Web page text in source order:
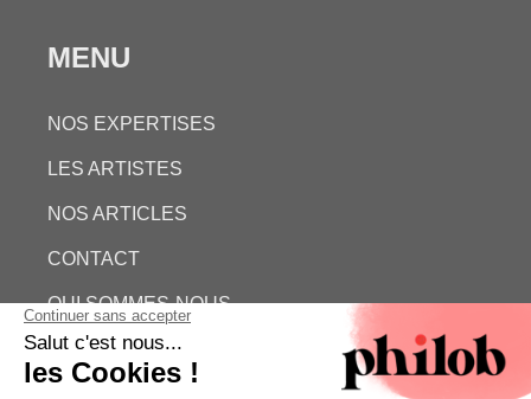
MENU
NOS EXPERTISES
LES ARTISTES
NOS ARTICLES
CONTACT
QUI SOMMES-NOUS
ESTIMATION GRATUITE